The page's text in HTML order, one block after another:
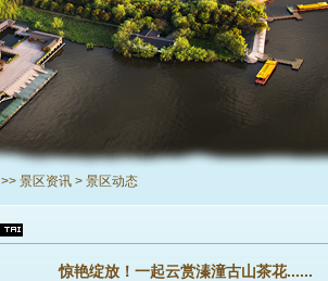
>> 景区资讯 > 景区动态
惊艳绽放！一起云赏溱潼古山茶花......